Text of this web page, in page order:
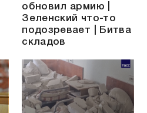
обновил армию |
Зеленский что-то
подозревает | Битва
складов